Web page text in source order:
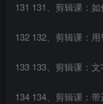
131 131、剪辑课：
132 132、剪辑课：
133 133、剪辑课：
134 134、剪辑课：